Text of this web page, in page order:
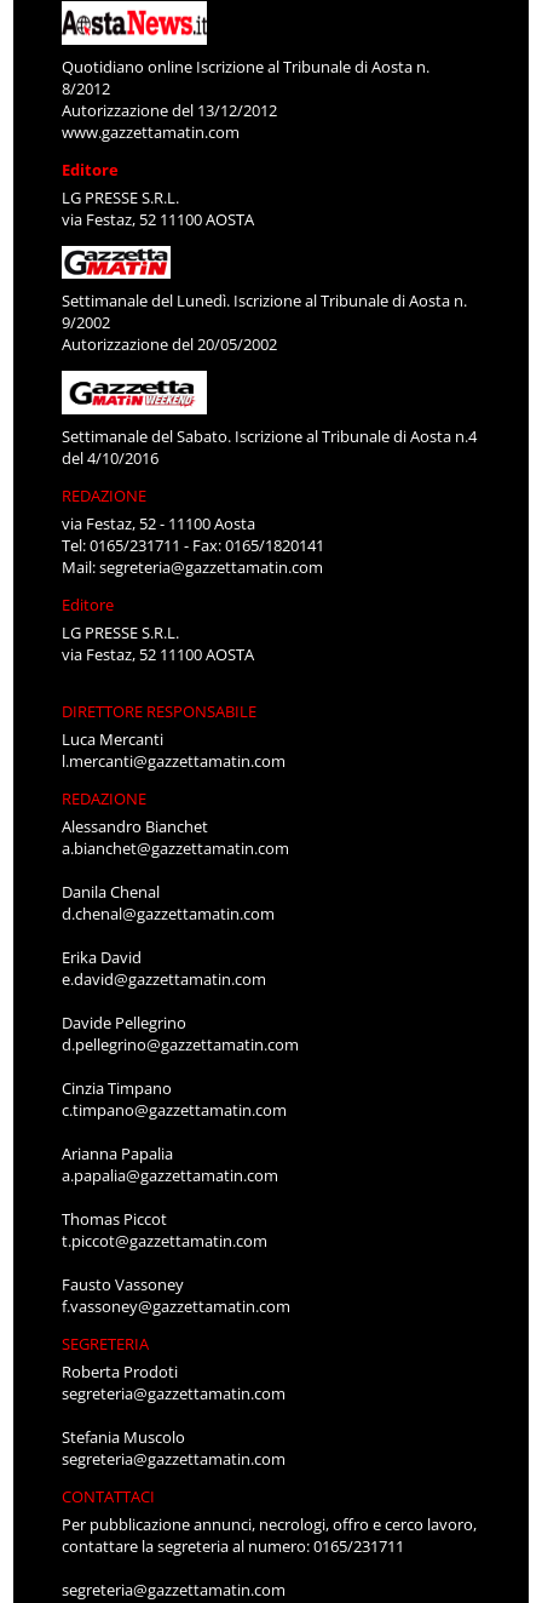
Quotidiano online Iscrizione al Tribunale di Aosta n.
8/2012
Autorizzazione del 13/12/2012
www.gazzettamatin.com
Editore
LG PRESSE S.R.L.
via Festaz, 52 11100 AOSTA
Settimanale del Lunedì. Iscrizione al Tribunale di Aosta n.
9/2002
Autorizzazione del 20/05/2002
Settimanale del Sabato. Iscrizione al Tribunale di Aosta n.4
del 4/10/2016
REDAZIONE
via Festaz, 52 - 11100 Aosta
Tel: 0165/231711 - Fax: 0165/1820141
Mail:segreteria@gazzettamatin.com
Editore
LG PRESSE S.R.L.
via Festaz, 52 11100 AOSTA
DIRETTORE RESPONSABILE
Luca Mercanti
l.mercanti@gazzettamatin.com
REDAZIONE
Alessandro Bianchet
a.bianchet@gazzettamatin.com
Danila Chenal
d.chenal@gazzettamatin.com
Erika David
e.david@gazzettamatin.com
Davide Pellegrino
d.pellegrino@gazzettamatin.com
Cinzia Timpano
c.timpano@gazzettamatin.com
Arianna Papalia
a.papalia@gazzettamatin.com
Thomas Piccot
t.piccot@gazzettamatin.com
Fausto Vassoney
f.vassoney@gazzettamatin.com
SEGRETERIA
Roberta Prodoti
segreteria@gazzettamatin.com
Stefania Muscolo
segreteria@gazzettamatin.com
CONTATTACI
Per pubblicazione annunci, necrologi, offro e cerco lavoro,
contattare la segreteria al numero: 0165/231711
segreteria@gazzettamatin.com